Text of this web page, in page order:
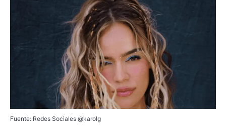
Fuente: Redes Sociales @karolg